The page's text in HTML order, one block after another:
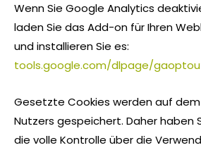
Wenn Sie Google Analytics
laden Sie das Add-on für Ihren
und installieren Sie es:
tools.google.com/dlpage/
Gesetzte Cookies werden auf
Nutzers gespeichert. Daher haben
die volle Kontrolle über die